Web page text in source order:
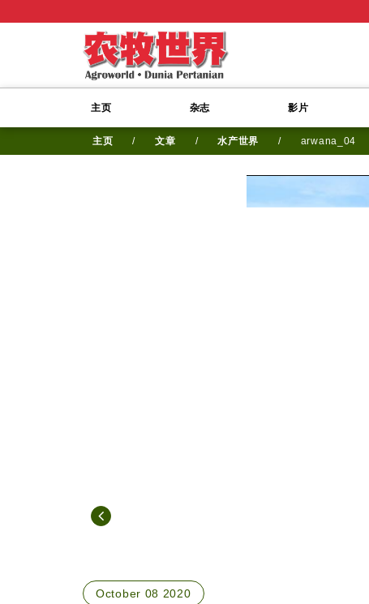
主页 杂志 影片
主页 / 文章 / 水产世界 / arwana_04
October 08 2020